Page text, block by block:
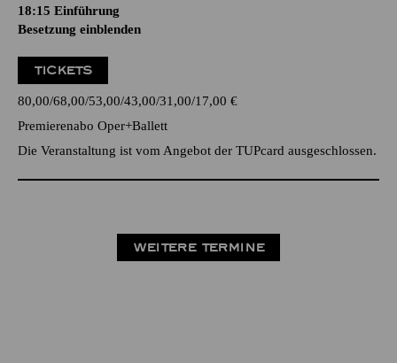
18:15 Einführung
Besetzung einblenden
TICKETS
80,00 68,00 53,00 43,00 31,00 17,00 €
Premierenabo Oper+Ballett
Die Veranstaltung ist vom Angebot der TUPcard ausgeschlossen.
WEITERE TERMINE